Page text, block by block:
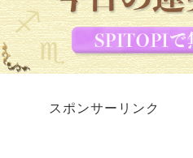
スポンサーリンク